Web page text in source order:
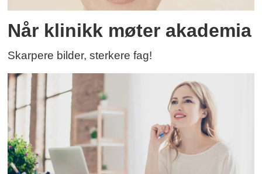
Når klinikk møter akademia
Skarpere bilder, sterkere fag!